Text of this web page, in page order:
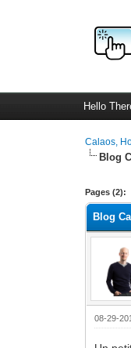
Hello
Calaos,
Blog
Pages (2):
0
1
2
3
4
5
Blog
08-29-